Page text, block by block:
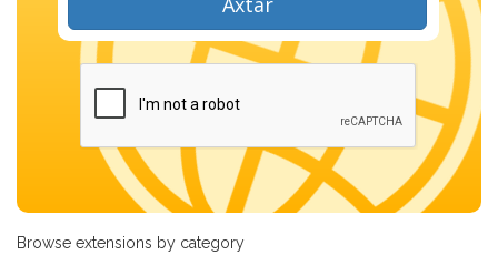
Browse extensions by category